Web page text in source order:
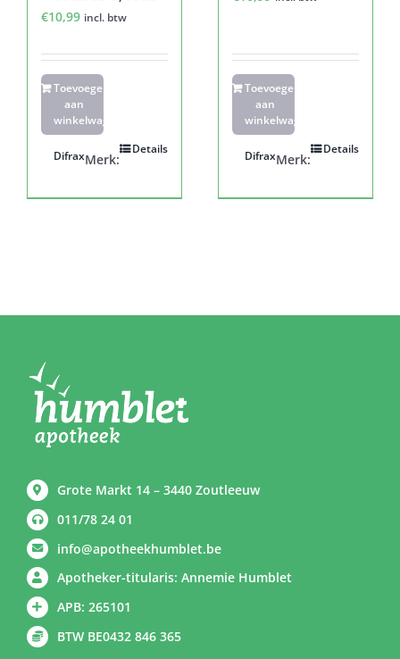
€10,99 incl. btw
Toevoegen
aan
winkelwagen
Details
Merk:
Difrax
Toevoegen
aan
winkelwagen
Details
Merk:
Difrax
Grote Markt 14 – 3440 Zoutleeuw
011/78 24 01
info@apotheekhumblet.be
Apotheker-titularis: Annemie Humblet
APB: 265101
BTW BE0432 846 365